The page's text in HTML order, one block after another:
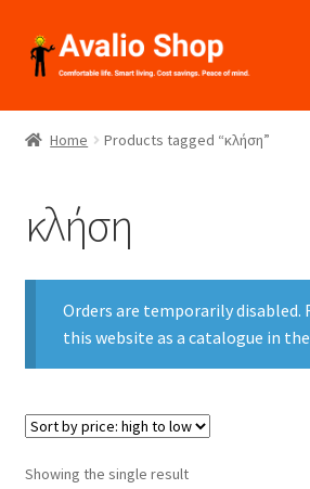
Skip
to
Skip
to
About Us
Installation
Catalogues
Projects
Home Products tagged “κλήση”
κλήση
Orders are temporarily disabled.
this website as a catalogue in
Showing the single result